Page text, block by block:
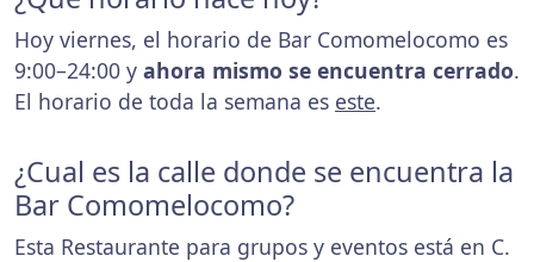
Hoy viernes, el horario de Bar Comomelocomo es
9:00–24:00 y ahora mismo se encuentra cerrado.
El horario de toda la semana es este.
¿Cual es la calle donde se encuentra la
Bar Comomelocomo?
Esta Restaurante para grupos y eventos está en C.